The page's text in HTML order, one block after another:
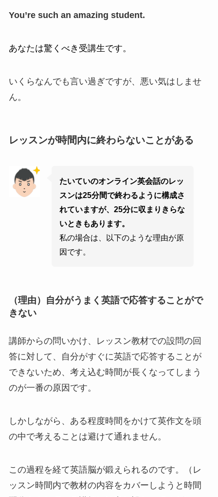
You’re such an amazing student.
あなたは驚くべき受講生です。
いくらなんでも言い過ぎですが、悪い気はしませ
ん。
レッスンが時間内に終わらないことがある
たいていのオンライン英会話のレッ
スンは25分間で終わるように構成さ
れていますが、25分に収まりきらな
いときもあります。
私の場合は、以下のような理由が原
因です。
（理由）自分がうまく英語で応答することがで
きない
講師からの問いかけ、レッスン教材での設問の回
答に対して、自分がすぐに英語で応答することが
できないため、考え込む時間が長くなってしまう
のが一番の原因です。
しかしながら、ある程度時間をかけて英作文を頭
の中で考えることは避けて通れません。
この過程を経て英語脳が鍛えられるのです。（レ
ッスン時間内で教材の内容をカバーしようと時間